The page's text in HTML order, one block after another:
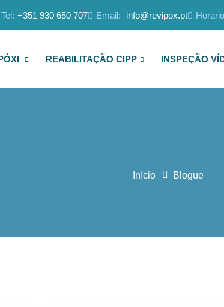
Tel: +351 930 650 707 Email: info@revipox.pt
REABILITAÇÃO CIPP INSPEÇÃO
Início Blogue